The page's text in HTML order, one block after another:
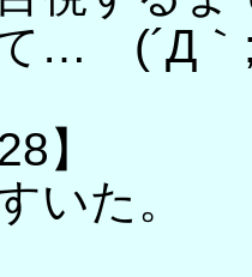
… (´Д｀
】
いた。